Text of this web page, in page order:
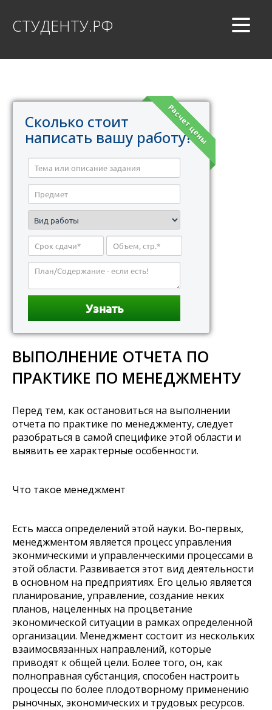
СТУДЕНТУ.РФ
Расчет цены
Сколько стоит
написать вашу работу?
ВЫПОЛНЕНИЕ ОТЧЕТА ПО
ПРАКТИКЕ ПО МЕНЕДЖМЕНТУ
Перед тем, как остановиться на выполнении
отчета по практике по менеджменту, следует
разобраться в самой специфике этой области и
выявить ее характерные особенности.
Что такое менеджмент
Есть масса определений этой науки. Во-первых,
менеджментом является процесс управления
эконмическими и управленческими процессами в
этой области. Развивается этот вид деятельности
в основном на предприятиях. Его целью является
планирование, управление, создание неких
планов, нацеленных на процветание
экономической ситуации в рамках определенной
организации. Менеджмент состоит из нескольких
взаимосвязанных направлений, которые
приводят к общей цели. Более того, он, как
полноправная субстанция, способен настроить
процессы по более плодотворному применению
рыночных, экономических и трудовых ресурсов.